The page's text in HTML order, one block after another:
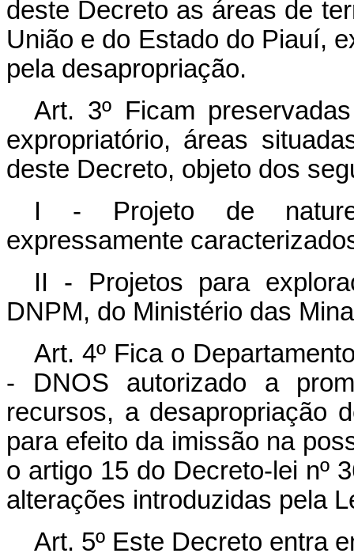
deste Decreto as áreas de
União e do Estado do Piauí,
pela desapropriação.
Art. 3º Ficam
expropriatório, áreas
deste Decreto, objeto dos
I - Projeto de
expressamente
II - Projetos para
DNPM, do Ministério das
Art. 4º Fica o
- DNOS autorizado a
recursos, a desapropriação
para efeito da imissão na
o artigo 15 do Decreto-lei nº
alterações introduzidas pela
Art. 5º Este Decreto entra